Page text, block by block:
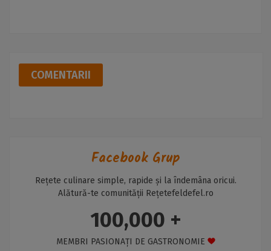
COMENTARII
Facebook Grup
Rețete culinare simple, rapide și la îndemâna oricui.
Alătură-te comunității Rețetefeldefel.ro
100,000 +
MEMBRI PASIONAȚI DE GASTRONOMIE